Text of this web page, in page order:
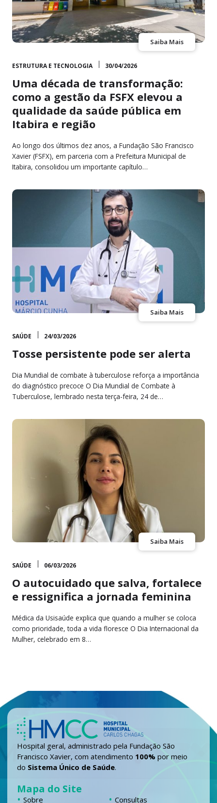
Saiba Mais
ESTRUTURA E TECNOLOGIA 30/04/2026
Uma década de transformação:
como a gestão da FSFX elevou a
qualidade da saúde pública em
Itabira e região
Ao longo dos últimos dez anos, a Fundação São Francisco
Xavier (FSFX), em parceria com a Prefeitura Municipal de
Itabira, consolidou um importante capítulo…
Saiba Mais
SAÚDE 24/03/2026
Tosse persistente pode ser alerta
Dia Mundial de combate à tuberculose reforça a importância
do diagnóstico precoce O Dia Mundial de Combate à
Tuberculose, lembrado nesta terça-feira, 24 de…
Saiba Mais
SAÚDE 06/03/2026
O autocuidado que salva, fortalece
e ressignifica a jornada feminina
Médica da Usisaúde explica que quando a mulher se coloca
como prioridade, toda a vida floresce O Dia Internacional da
Mulher, celebrado em 8…
Hospital geral, administrado pela Fundação São
Francisco Xavier, com atendimento 100% por meio
do Sistema Único de Saúde.
Mapa do Site
Sobre Consultas